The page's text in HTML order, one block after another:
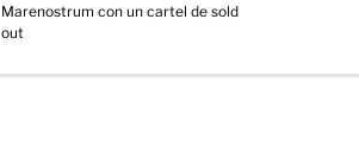
Marenostrum con un cartel de sold
out